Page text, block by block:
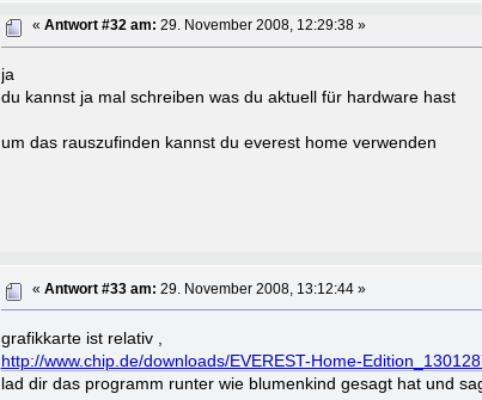
«Antwort #32 am: 29. November 2008, 12:29:38 »
ja
du kannst ja mal schreiben was du aktuell für hardware hast
um das rauszufinden kannst du everest home verwenden
«Antwort #33 am: 29. November 2008, 13:12:44 »
grafikkarte ist relativ ,
http://www.chip.de/downloads/EVEREST-Home-
lad dir das programm runter wie blumenkind gesagt hat und